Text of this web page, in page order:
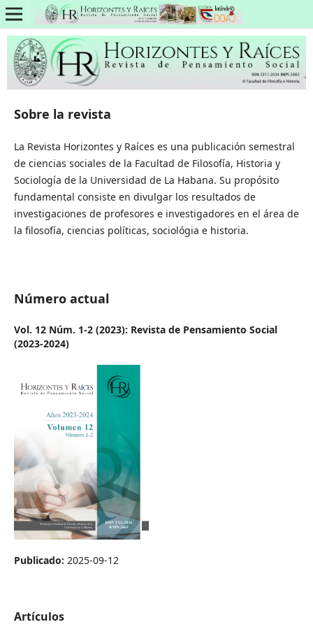
Sobre la revista
La Revista Horizontes y Raíces es una publicación semestral
de ciencias sociales de la Facultad de Filosofía, Historia y
Sociología de la Universidad de La Habana. Su propósito
fundamental consiste en divulgar los resultados de
investigaciones de profesores e investigadores en el área de
la filosofía, ciencias políticas, sociológia e historia.
Número actual
Vol. 12 Núm. 1-2 (2023): Revista de Pensamiento Social
(2023-2024)
Publicado: 2025-09-12
Artículos